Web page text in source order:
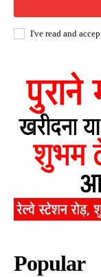
I've read and
Popular